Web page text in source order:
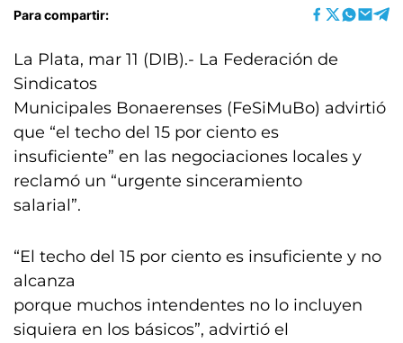
Para compartir:
La Plata, mar 11 (DIB).- La Federación de
Sindicatos
Municipales Bonaerenses (FeSiMuBo) advirtió
que “el techo del 15 por ciento es
insuficiente” en las negociaciones locales y
reclamó un “urgente sinceramiento
salarial”.
“El techo del 15 por ciento es insuficiente y no
alcanza
porque muchos intendentes no lo incluyen
siquiera en los básicos”, advirtió el